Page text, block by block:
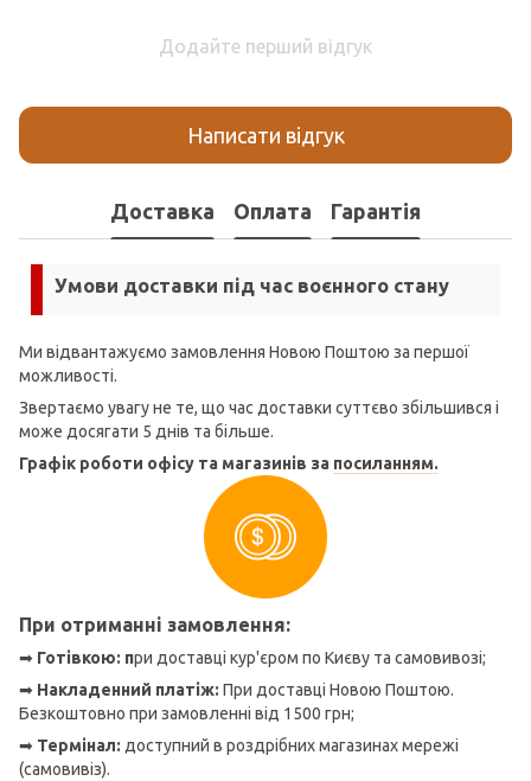
Додайте перший відгук
Написати відгук
Доставка Оплата Гарантія
Умови доставки під час воєнного стану
Ми відвантажуємо замовлення Новою Поштою за першої
можливості.
Звертаємо увагу не те, що час доставки суттєво збільшився і
може досягати 5 днів та більше.
Графік роботи офісу та магазинів за посиланням.
При отриманні замовлення:
➡ Готівкою: при доставці кур'єром по Києву та самовивозі;
➡ Накладенний платіж: При доставці Новою Поштою.
Безкоштовно при замовленні від 1500 грн;
➡ Термінал: доступний в роздрібних магазинах мережі
(самовивіз).